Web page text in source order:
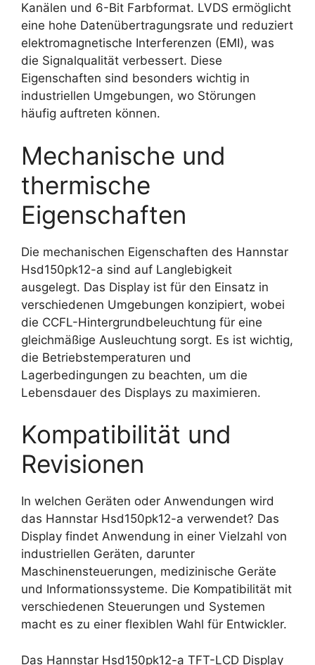
Kanälen und 6-Bit Farbformat. LVDS ermöglicht
eine hohe Datenübertragungsrate und reduziert
elektromagnetische Interferenzen (EMI), was
die Signalqualität verbessert. Diese
Eigenschaften sind besonders wichtig in
industriellen Umgebungen, wo Störungen
häufig auftreten können.
Mechanische und
thermische
Eigenschaften
Die mechanischen Eigenschaften des Hannstar
Hsd150pk12-a sind auf Langlebigkeit
ausgelegt. Das Display ist für den Einsatz in
verschiedenen Umgebungen konzipiert, wobei
die CCFL-Hintergrundbeleuchtung für eine
gleichmäßige Ausleuchtung sorgt. Es ist wichtig,
die Betriebstemperaturen und
Lagerbedingungen zu beachten, um die
Lebensdauer des Displays zu maximieren.
Kompatibilität und
Revisionen
In welchen Geräten oder Anwendungen wird
das Hannstar Hsd150pk12-a verwendet? Das
Display findet Anwendung in einer Vielzahl von
industriellen Geräten, darunter
Maschinensteuerungen, medizinische Geräte
und Informationssysteme. Die Kompatibilität mit
verschiedenen Steuerungen und Systemen
macht es zu einer flexiblen Wahl für Entwickler.
Das Hannstar Hsd150pk12-a TFT-LCD Display